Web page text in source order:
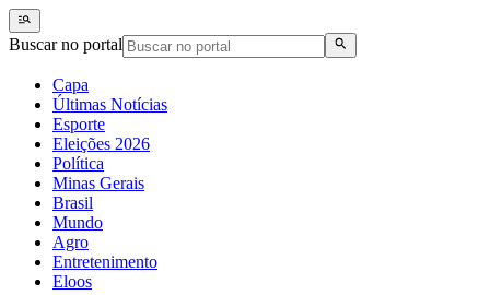
Buscar no portal
Capa
Últimas Notícias
Esporte
Eleições 2026
Política
Minas Gerais
Brasil
Mundo
Agro
Entretenimento
Eloos